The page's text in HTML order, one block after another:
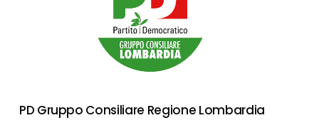
PD Gruppo Consiliare Regione Lombardia